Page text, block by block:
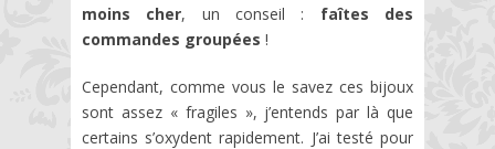
moins cher, un conseil : faîtes des
commandes groupées !
Cependant, comme vous le savez ces bijoux
sont assez « fragiles », j’entends par là que
certains s’oxydent rapidement. J’ai testé pour